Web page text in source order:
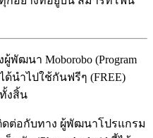
พัฒนา Moborobo (Program
ด้นำไปใช้กันฟรีๆ (FREE)
งสิ้น
ต่อกับทาง ผู้พัฒนาโปรแกรม